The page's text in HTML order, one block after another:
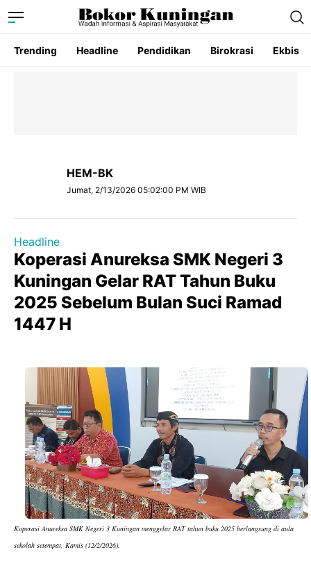
Trending Headline Pendidikan Birokrasi Ekbis
HEM-BK
Jumat, 2/13/2026 05:02:00 PM WIB
Headline
Koperasi Anureksa SMK Negeri 3
Kuningan Gelar RAT Tahun Buku
2025 Sebelum Bulan Suci Ramad
1447 H
Koperasi Anureksa SMK Negeri 3 Kuningan menggelar RAT tahun buku 2025 berlangsung di aula
sekolah setempat, Kamis (12/2/2026).